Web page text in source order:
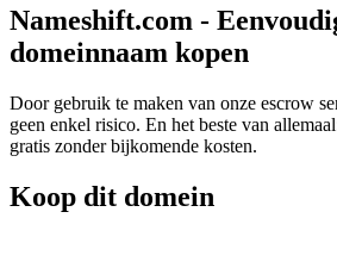
Nameshift.com -
domeinnaam kopen
Door gebruik te maken van onze escrow
geen enkel risico. En het beste van
gratis zonder bijkomende kosten.
Koop dit domein